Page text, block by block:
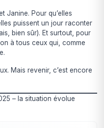
Janine. Pour qu’elles
puissent un jour raconter
bien sûr). Et surtout, pour
à tous ceux qui, comme
Mais revenir, c’est encore
– la situation évolue